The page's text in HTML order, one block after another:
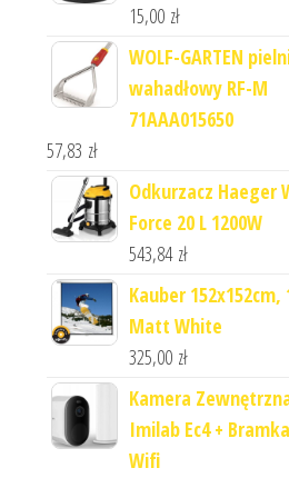
15,00 zł
WOLF-GARTEN
wahadłowy RF-M
71AAA015650
57,83 zł
Odkurzacz Haeger
Force 20 L 1200W
543,84 zł
Kauber 152x152cm,
Matt White
325,00 zł
Kamera
Imilab Ec4 +
Wifi